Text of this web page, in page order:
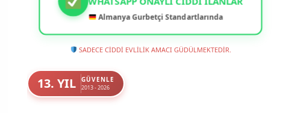
Almanya Gurbetçi Standartlarında
SADECE CİDDİ EVLİLİK AMACI GÜDÜLMEKTEDİR.
13. YIL GÜVENLE
2013 - 2026